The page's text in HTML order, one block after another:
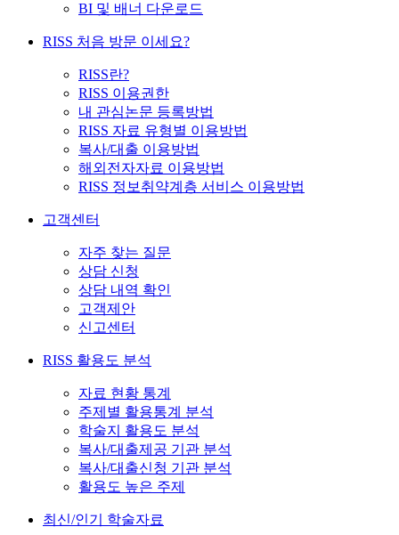
BI 및 배너 다운로드
RISS 처음 방문 이세요?
RISS란?
RISS 이용권한
내 관심논문 등록방법
RISS 자료 유형별 이용방법
복사/대출 이용방법
해외전자자료 이용방법
RISS 정보취약계층 서비스 이용방법
고객센터
자주 찾는 질문
상담 신청
상담 내역 확인
고객제안
신고센터
RISS 활용도 분석
자료 현황 통계
주제별 활용통계 분석
학술지 활용도 분석
복사/대출제공 기관 분석
복사/대출신청 기관 분석
활용도 높은 주제
최신/인기 학술자료